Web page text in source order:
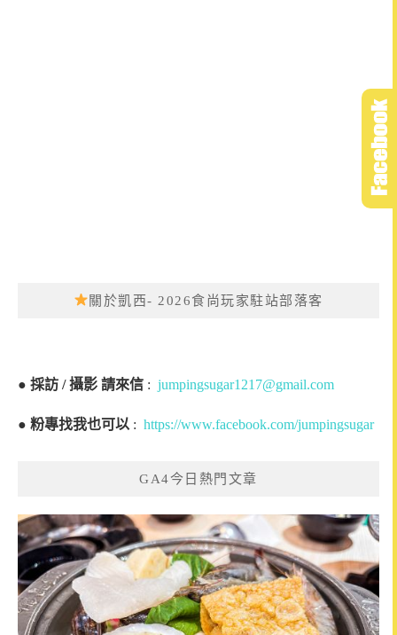
關於凱西- 2026食尚玩家駐站部落客
● 採訪 / 攝影 請來信 : jumpingsugar1217@gmail.com
● 粉專找我也可以 : https://www.facebook.com/jumpingsugar
GA4今日熱門文章